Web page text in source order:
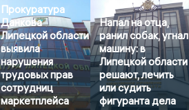
Прокуратура
Данкова
Липецкой области
выявила
нарушения
трудовых прав
сотрудниц
маркетплейса
Напал на отца,
ранил собак, угнал
машину: в
Липецкой области
решают, лечить
или судить
фигуранта дела